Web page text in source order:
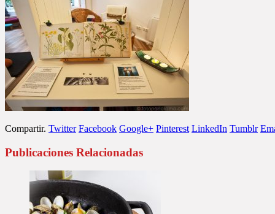
Compartir. Twitter Facebook Google+ Pinterest LinkedIn Tumblr
Publicaciones Relacionadas